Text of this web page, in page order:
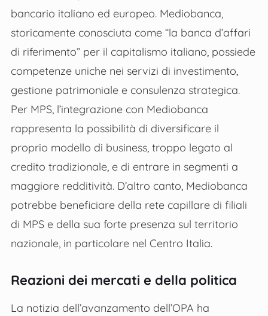
bancario italiano ed europeo. Mediobanca,
storicamente conosciuta come “la banca d’affari
di riferimento” per il capitalismo italiano, possiede
competenze uniche nei servizi di investimento,
gestione patrimoniale e consulenza strategica.
Per MPS, l’integrazione con Mediobanca
rappresenta la possibilità di diversificare il
proprio modello di business, troppo legato al
credito tradizionale, e di entrare in segmenti a
maggiore redditività. D’altro canto, Mediobanca
potrebbe beneficiare della rete capillare di filiali
di MPS e della sua forte presenza sul territorio
nazionale, in particolare nel Centro Italia.
Reazioni dei mercati e della politica
La notizia dell’avanzamento dell’OPA ha